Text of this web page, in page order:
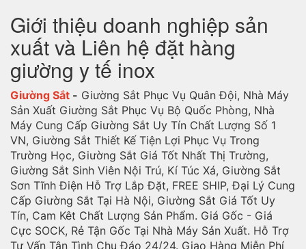
Giới thiệu doanh nghiệp sản
xuất và Liên hệ đặt hàng
giường y tế inox
Giường Sắt - Giường Sắt Phục Vụ Quân Đội, Nhà Máy
Sản Xuất Giường Sắt Phục Vụ Bộ Quốc Phòng, Nhà
Máy Cung Cấp Giường Sắt Uy Tín Chất Lượng Số 1
VN, Giường Sắt Thiết Kế Tiện Lợi Phục Vụ Trong
Trường Học, Giường Sắt Giá Tốt Nhất Thị Trường,
Giường Sắt Sinh Viên Nội Trú, Kí Túc Xá, Giường Sắt
Sơn Tĩnh Điện Hỗ Trợ Lắp Đặt, FREE SHIP, Đại Lý Cung
Cấp Giường Sắt Tại Hà Nội, Giường Sắt Giá Tốt Uy
Tín, Cam Kêt Chất Lượng Sản Phẩm. Giá Gốc - Giá
Cực SOCK, Rẻ Tận Gốc Tại Nhà Máy Sản Xuất. Hỗ Trợ
Tư Vấn Tận Tình Chu Đáo 24/24. Giao Hàng Miễn Phí